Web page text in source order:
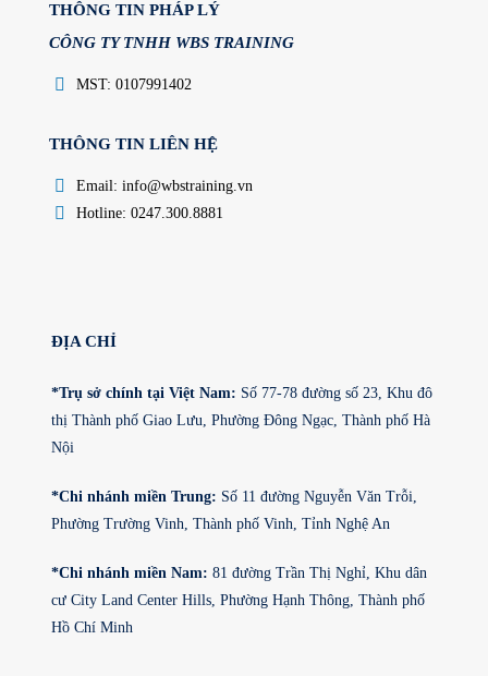
THÔNG TIN PHÁP LÝ
CÔNG TY TNHH WBS TRAINING
MST: 0107991402
THÔNG TIN LIÊN HỆ
Email: info@wbstraining.vn
Hotline: 0247.300.8881
ĐỊA CHỈ
*Trụ sở chính tại Việt Nam: Số 77-78 đường số 23, Khu đô
thị Thành phố Giao Lưu, Phường Đông Ngạc, Thành phố Hà
Nội
*Chi nhánh miền Trung: Số 11 đường Nguyễn Văn Trỗi,
Phường Trường Vinh, Thành phố Vinh, Tỉnh Nghệ An
*Chi nhánh miền Nam: 81 đường Trần Thị Nghỉ, Khu dân
cư City Land Center Hills, Phường Hạnh Thông, Thành phố
Hồ Chí Minh